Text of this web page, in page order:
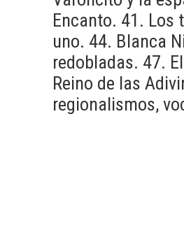
Encanto. 41. Los
uno. 44. Blanca
redobladas. 47.
Reino de las
regionalismos,